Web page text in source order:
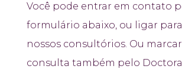
Você pode entrar em contato
formulário abaixo, ou ligar
nossos consultórios. Ou
consulta também pelo